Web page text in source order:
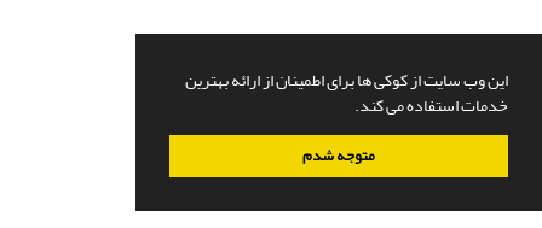
این وب سایت از کوکی ها برای اطمینان از ارائه بهترین
خدمات استفاده می کند.
متوجه شدم